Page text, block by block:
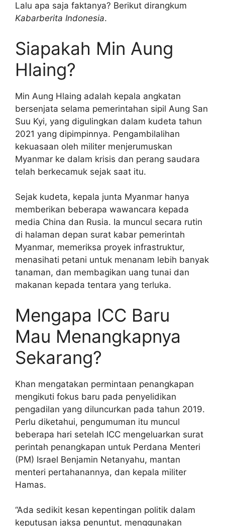
Lalu apa saja faktanya? Berikut dirangkum
Kabarberita Indonesia.
Siapakah Min Aung
Hlaing?
Min Aung Hlaing adalah kepala angkatan
bersenjata selama pemerintahan sipil Aung San
Suu Kyi, yang digulingkan dalam kudeta tahun
2021 yang dipimpinnya. Pengambilalihan
kekuasaan oleh militer menjerumuskan
Myanmar ke dalam krisis dan perang saudara
telah berkecamuk sejak saat itu.
Sejak kudeta, kepala junta Myanmar hanya
memberikan beberapa wawancara kepada
media China dan Rusia. Ia muncul secara rutin
di halaman depan surat kabar pemerintah
Myanmar, memeriksa proyek infrastruktur,
menasihati petani untuk menanam lebih banyak
tanaman, dan membagikan uang tunai dan
makanan kepada tentara yang terluka.
Mengapa ICC Baru
Mau Menangkapnya
Sekarang?
Khan mengatakan permintaan penangkapan
mengikuti fokus baru pada penyelidikan
pengadilan yang diluncurkan pada tahun 2019.
Perlu diketahui, pengumuman itu muncul
beberapa hari setelah ICC mengeluarkan surat
perintah penangkapan untuk Perdana Menteri
(PM) Israel Benjamin Netanyahu, mantan
menteri pertahanannya, dan kepala militer
Hamas.
“Ada sedikit kesan kepentingan politik dalam
keputusan jaksa penuntut, menggunakan